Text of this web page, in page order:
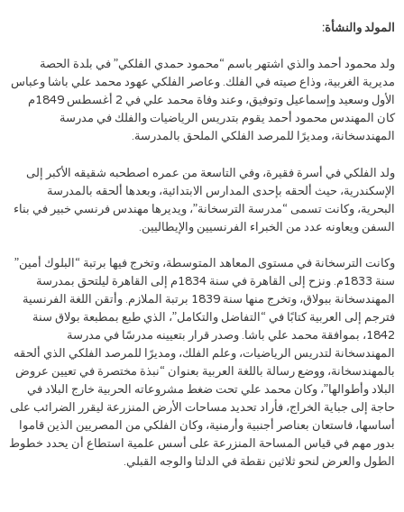
المولد والنشأة:
ولد محمود أحمد والذي اشتهر باسم “محمود حمدي الفلكي” في بلدة الحصة
مديرية الغربية، وذاع صيته في الفلك. وعاصر الفلكي عهود محمد علي باشا وعباس
الأول وسعيد وإسماعيل وتوفيق، وعند وفاة محمد علي في 2 أغسطس 1849م
كان المهندس محمود أحمد يقوم بتدريس الرياضيات والفلك في مدرسة
المهندسخانة، ومديرًا للمرصد الفلكي الملحق بالمدرسة.
ولد الفلكي في أسرة فقيرة، وفي التاسعة من عمره اصطحبه شقيقه الأكبر إلى
الإسكندرية، حيث ألحقه بإحدى المدارس الابتدائية، وبعدها ألحقه بالمدرسة
البحرية، وكانت تسمى “مدرسة الترسخانة”، ويديرها مهندس فرنسي خبير في بناء
السفن ويعاونه عدد من الخبراء الفرنسيين والإيطاليين.
وكانت الترسخانة في مستوى المعاهد المتوسطة، وتخرج فيها برتبة “البلوك أمين”
سنة 1833م. ونزح إلى القاهرة في سنة 1834م إلى القاهرة ليلتحق بمدرسة
المهندسخانة ببولاق، وتخرج منها سنة 1839 برتبة الملازم. وأتقن اللغة الفرنسية
فترجم إلى العربية كتابًا في “التفاضل والتكامل”، الذي طبع بمطبعة بولاق سنة
1842، بموافقة محمد علي باشا. وصدر قرار بتعيينه مدرسًا في مدرسة
المهندسخانة لتدريس الرياضيات، وعلم الفلك، ومديرًا للمرصد الفلكي الذي ألحقه
بالمهندسخانة، ووضع رسالة باللغة العربية بعنوان “نبذة مختصرة في تعيين عروض
البلاد وأطوالها”، وكان محمد علي تحت ضغط مشروعاته الحربية خارج البلاد في
حاجة إلى جباية الخراج، فأراد تحديد مساحات الأرض المنزرعة ليقرر الضرائب على
أساسها، فاستعان بعناصر أجنبية وأرمنية، وكان الفلكي من المصريين الذين قاموا
بدور مهم في قياس المساحة المنزرعة على أسس علمية استطاع أن يحدد خطوط
الطول والعرض لنحو ثلاثين نقطة في الدلتا والوجه القبلي.